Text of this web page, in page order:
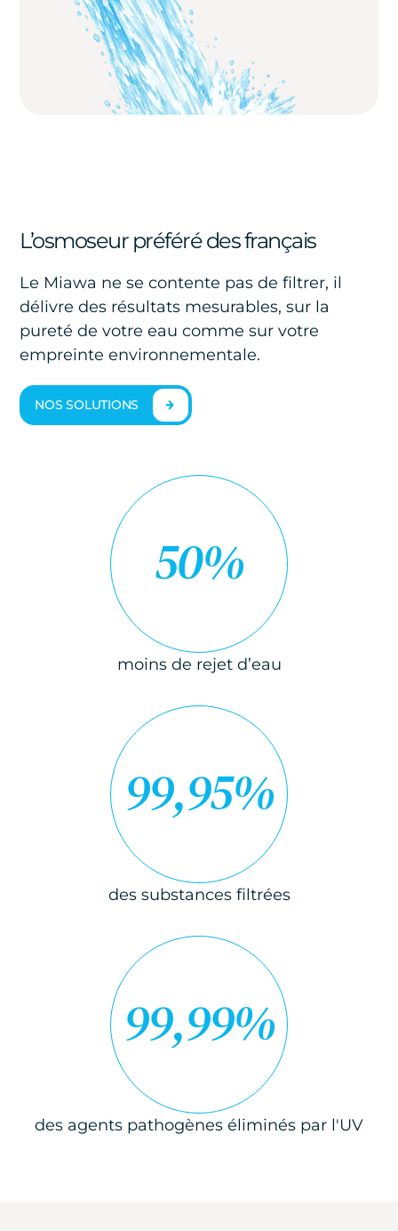
L’osmoseur préféré des français
Le Miawa ne se contente pas de filtrer, il
délivre des résultats mesurables, sur la
pureté de votre eau comme sur votre
empreinte environnementale.
NOS SOLUTIONS
50%
moins de rejet d’eau
99,95%
des substances filtrées
99,99%
des agents pathogènes éliminés par l'UV